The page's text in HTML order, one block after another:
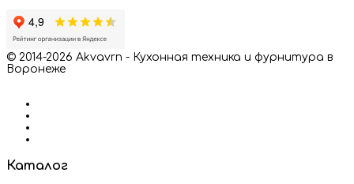
© 2014-2026 Akvavrn - Кухонная техника и фурнитура в
Воронеже
Каталог